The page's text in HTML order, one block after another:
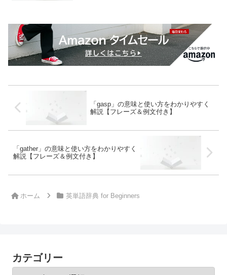
「gasp」の意味と使い方をわかりやすく
解説【フレーズ＆例文付き】
「gather」の意味と使い方をわかりやすく
解説【フレーズ＆例文付き】
ホーム 英単語辞典 for Beginners
カテゴリー